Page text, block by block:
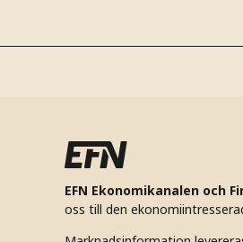
EFN Ekonomikanalen och
oss till den